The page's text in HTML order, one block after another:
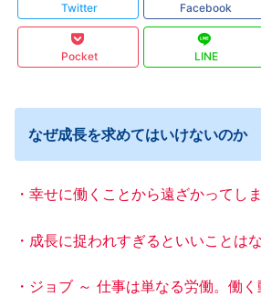
Twitter Facebook
Pocket LINE
なぜ成長を求めてはいけないのか
・幸せに働くことから遠ざかってし
・成長に捉われすぎるといいことは
・ジョブ ～ 仕事は単なる労働。働